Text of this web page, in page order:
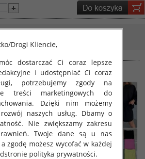
Drogi Kliencie,
dostarczać Ci coraz lepsze
i udostępniać Ci coraz
potrzebujemy zgody na
treści marketingowych do
Dzięki nim możemy
naszych usług. Dbamy o
Nie zwiększamy zakresu
Twoje dane są u nas
zgodę możesz wycofać w każdej
polityka prywatności.